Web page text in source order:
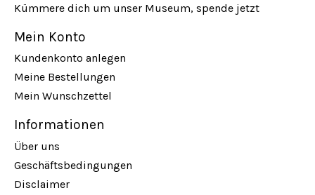
Kümmere dich um unser Museum, spende jetzt
Mein Konto
Kundenkonto anlegen
Meine Bestellungen
Mein Wunschzettel
Informationen
Über uns
Geschäftsbedingungen
Disclaimer